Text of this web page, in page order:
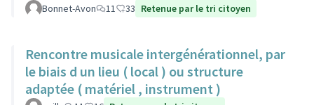
Bonnet-Avon 11 33 Retenue par le tri citoyen
Rencontre musicale intergénérationnel, par
le biais d un lieu ( local ) ou structure
adaptée ( matériel , instrument )